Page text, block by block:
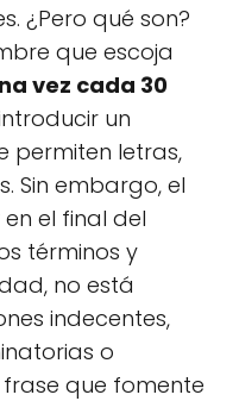
¿Pero qué son?
que escoja
vez cada 30
un
permiten letras,
Sin embargo, el
el final del
términos y
no está
indecentes,
o
que fomente